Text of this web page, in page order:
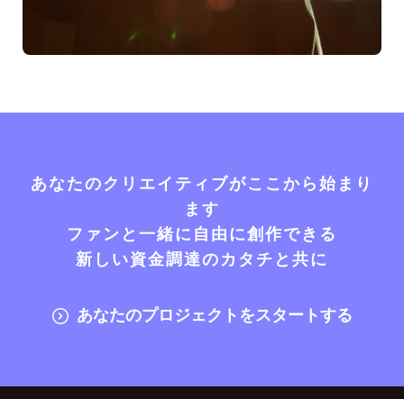
あなたのクリエイティブがここから始まり
ます
ファンと一緒に自由に創作できる
新しい資金調達のカタチと共に
あなたのプロジェクトをスタートする